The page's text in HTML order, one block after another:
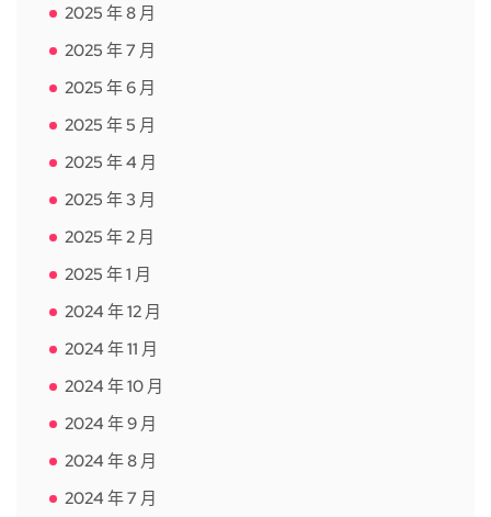
2025 年 8 月
2025 年 7 月
2025 年 6 月
2025 年 5 月
2025 年 4 月
2025 年 3 月
2025 年 2 月
2025 年 1 月
2024 年 12 月
2024 年 11 月
2024 年 10 月
2024 年 9 月
2024 年 8 月
2024 年 7 月